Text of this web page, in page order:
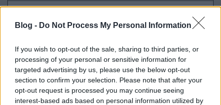
Blog - Do Not Process My Personal Information
If you wish to opt-out of the sale, sharing to third parties, or
processing of your personal or sensitive information for
targeted advertising by us, please use the below opt-out
section to confirm your selection. Please note that after your
opt-out request is processed you may continue seeing
interest-based ads based on personal information utilized by
VAGY